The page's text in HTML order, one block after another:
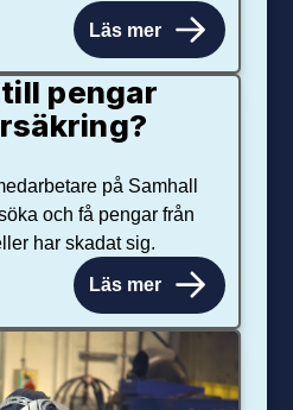
Läs mer
pengar
på Samhall
och få pengar från
har skadat sig.
Läs mer